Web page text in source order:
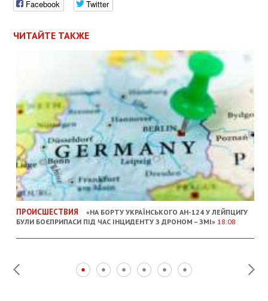
Facebook Twitter
ЧИТАЙТЕ ТАКЖЕ
ПРОИСШЕСТВИЯ
«НА БОРТУ УКРАЇНСЬКОГО АН-124 У ЛЕЙПЦИГУ
БУЛИ БОЄПРИПАСИ ПІД ЧАС ІНЦИДЕНТУ З ДРОНОМ – ЗМІ» 18:08